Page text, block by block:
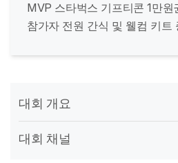
MVP 스타벅스 기프티콘 1만원
참가자 전원 간식 및 웰컴 키트
대회 개요
대회 채널